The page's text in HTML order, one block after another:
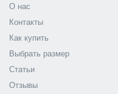
О нас
Контакты
Как купить
Выбрать размер
Статьи
Отзывы